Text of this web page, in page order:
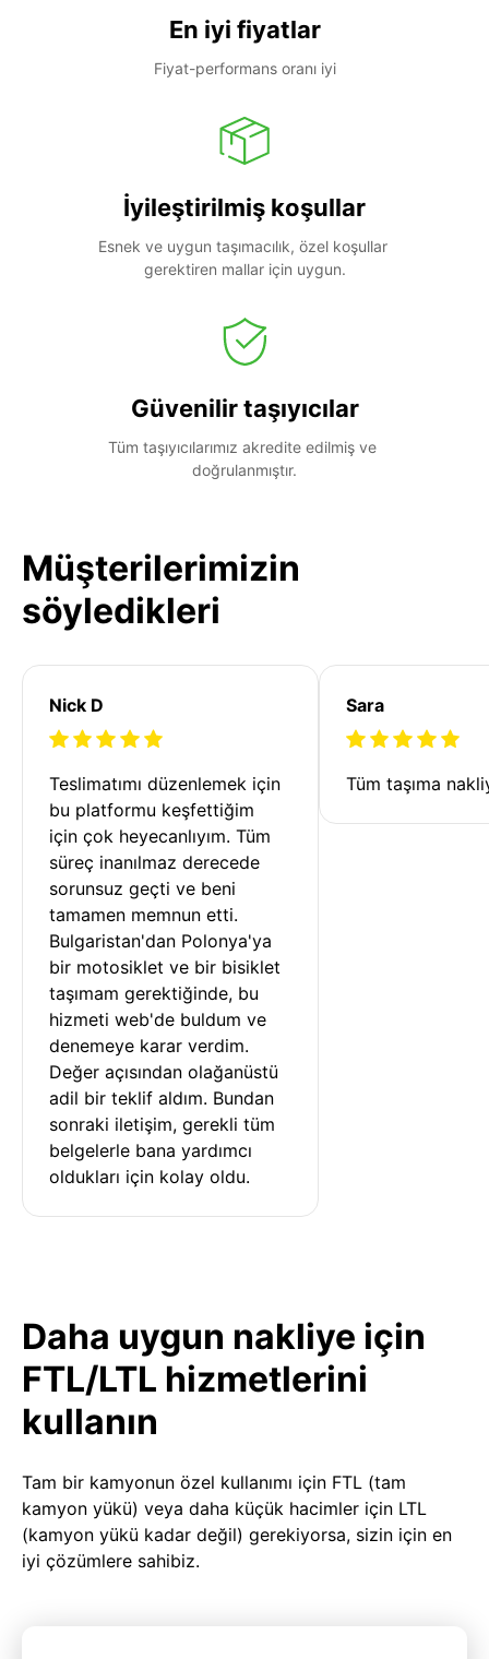
En iyi fiyatlar
Fiyat-performans oranı iyi
İyileştirilmiş koşullar
Esnek ve uygun taşımacılık, özel koşullar
gerektiren mallar için uygun.
Güvenilir taşıyıcılar
Tüm taşıyıcılarımız akredite edilmiş ve
doğrulanmıştır.
Müşterilerimizin
söyledikleri
Nick D
Teslimatımı düzenlemek için
bu platformu keşfettiğim
için çok heyecanlıyım. Tüm
süreç inanılmaz derecede
sorunsuz geçti ve beni
tamamen memnun etti.
Bulgaristan'dan Polonya'ya
bir motosiklet ve bir bisiklet
taşımam gerektiğinde, bu
hizmeti web'de buldum ve
denemeye karar verdim.
Değer açısından olağanüstü
adil bir teklif aldım. Bundan
sonraki iletişim, gerekli tüm
belgelerle bana yardımcı
oldukları için kolay oldu.
Sara
Tüm taşıma
Daha uygun nakliye için
FTL/LTL hizmetlerini
kullanın
Tam bir kamyonun özel kullanımı için FTL (tam
kamyon yükü) veya daha küçük hacimler için LTL
(kamyon yükü kadar değil) gerekiyorsa, sizin için en
iyi çözümlere sahibiz.